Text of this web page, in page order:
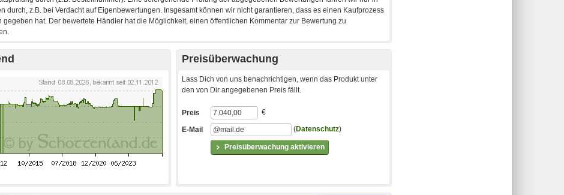
Preisüberwachung
Lass Dich von uns benachrichtigen, wenn das Produkt unter
den von Dir angegebenen Preis fällt.
Preisüberwachung aktivieren
Preis €
E-Mail (Datenschutz)